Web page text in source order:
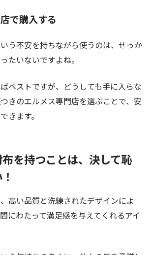
で購入する
いう不安を持ちながら使うのは、せっか
たいないですよね。
ベストですが、どうしても手に入らな
きのエルメス専門店を選ぶことで、安
きます。
を持つことは、決して恥
高い品質と洗練されたデザインによ
にわたって満足感を与えてくれるアイ